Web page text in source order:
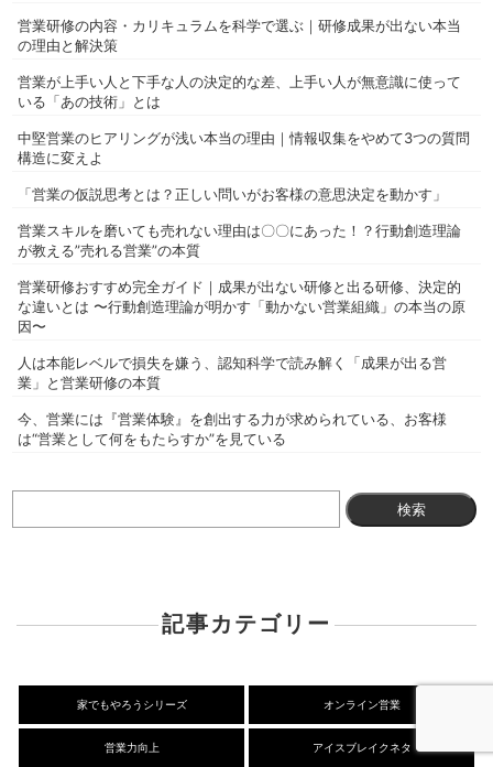
営業研修の内容・カリキュラムを科学で選ぶ｜研修成果が出ない本当
の理由と解決策
営業が上手い人と下手な人の決定的な差、上手い人が無意識に使って
いる「あの技術」とは
中堅営業のヒアリングが浅い本当の理由｜情報収集をやめて3つの質問
構造に変えよ
「営業の仮説思考とは？正しい問いがお客様の意思決定を動かす」
営業スキルを磨いても売れない理由は〇〇にあった！？行動創造理論
が教える”売れる営業”の本質
営業研修おすすめ完全ガイド｜成果が出ない研修と出る研修、決定的
な違いとは 〜行動創造理論が明かす「動かない営業組織」の本当の原
因〜
人は本能レベルで損失を嫌う、認知科学で読み解く「成果が出る営
業」と営業研修の本質
今、営業には『営業体験』を創出する力が求められている、お客様
は“営業として何をもたらすか”を見ている
索:
記事カテゴリー
家でもやろうシリーズ オンライン営業
営業力向上 アイスブレイクネタ